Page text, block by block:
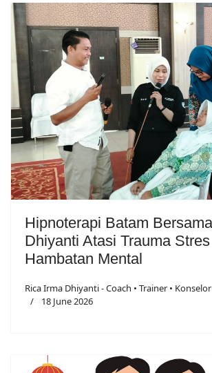
Hipnoterapi Batam
Dhiyanti Atasi Trauma
Hambatan Mental
Rica Irma Dhiyanti - Coach • Trainer •
18 June 2026